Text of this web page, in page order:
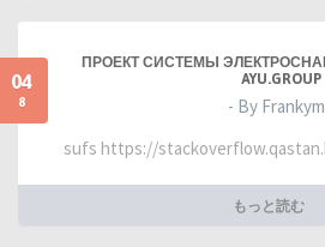
04
8
ПРОЕКТ СИСТЕМЫ
AYU.GROUP
- By
sufs https://
もっと読む